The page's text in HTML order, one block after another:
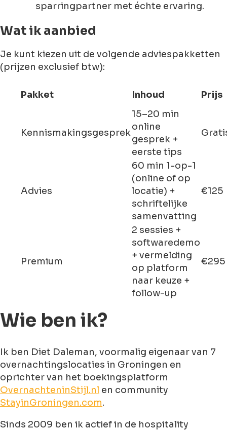
sparringpartner met échte ervaring.
Wat ik aanbied
Je kunt kiezen uit de volgende adviespakketten
(prijzen exclusief btw):
Pakket Inhoud Prijs
Kennismakingsgesprek
15–20 min
online
gesprek +
eerste tips
Advies
60 min 1-op-1
(online of op
locatie) +
schriftelijke
samenvatting
€125
Premium
2 sessies +
softwaredemo
+ vermelding
op platform
naar keuze +
follow-up
€295
Wie ben ik?
Ik ben Diet Daleman, voormalig eigenaar van 7
overnachtingslocaties in Groningen en
oprichter van het boekingsplatform
OvernachteninStijl.nl en community
StayinGroningen.com.
Sinds 2009 ben ik actief in de hospitality